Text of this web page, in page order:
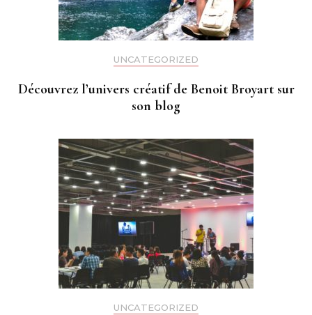
UNCATEGORIZED
Découvrez l’univers créatif de Benoit Broyart sur
son blog
UNCATEGORIZED